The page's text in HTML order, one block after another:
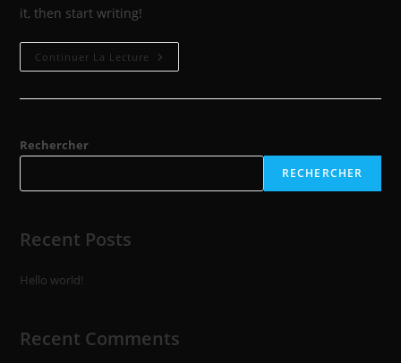
it, then start writing!
Continuer La Lecture
Rechercher
RECHERCHER
Recent Posts
Hello world!
Recent Comments